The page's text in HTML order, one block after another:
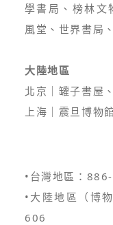
學書局、榜林文
風堂、世界書局
大陸地區
北京｜罐子書屋
上海｜震旦博物
•台灣地區：
•大陸地區（博
606